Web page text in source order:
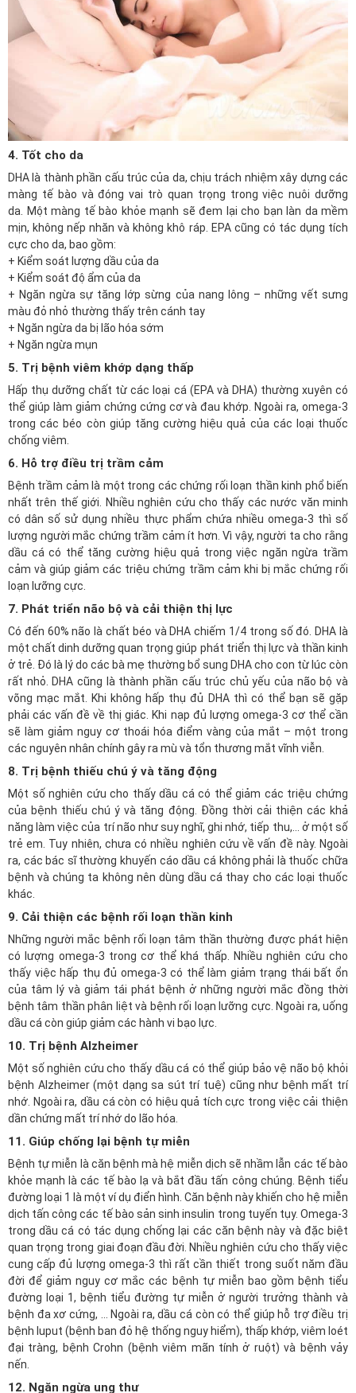
4. Tốt cho da
DHA là thành phần cấu trúc của da, chịu trách nhiệm xây dựng các
màng tế bào và đóng vai trò quan trọng trong việc nuôi dưỡng
da. Một màng tế bào khỏe mạnh sẽ đem lại cho bạn làn da mềm
mịn, không nếp nhăn và không khô ráp. EPA cũng có tác dụng tích
cực cho da, bao gồm:
+ Kiểm soát lượng dầu của da
+ Kiểm soát độ ẩm của da
+ Ngăn ngừa sự tăng lớp sừng của nang lông – những vết sưng
màu đỏ nhỏ thường thấy trên cánh tay
+ Ngăn ngừa da bị lão hóa sớm
+ Ngăn ngừa mụn
5. Trị bệnh viêm khớp dạng thấp
Hấp thụ dưỡng chất từ các loại cá (EPA và DHA) thường xuyên có
thể giúp làm giảm chứng cứng cơ và đau khớp. Ngoài ra, omega-3
trong các béo còn giúp tăng cường hiệu quả của các loại thuốc
chống viêm.
6. Hỗ trợ điều trị trầm cảm
Bệnh trầm cảm là một trong các chứng rối loạn thần kinh phổ biến
nhất trên thế giới. Nhiều nghiên cứu cho thấy các nước văn minh
có dân số sử dụng nhiều thực phẩm chứa nhiều omega-3 thì số
lượng người mắc chứng trầm cảm ít hơn. Vì vậy, người ta cho rằng
dầu cá có thể tăng cường hiệu quả trong việc ngăn ngừa trầm
cảm và giúp giảm các triệu chứng trầm cảm khi bị mắc chứng rối
loạn lưỡng cực.
7. Phát triển não bộ và cải thiện thị lực
Có đến 60% não là chất béo và DHA chiếm 1/4 trong số đó. DHA là
một chất dinh dưỡng quan trọng giúp phát triển thị lực và thần kinh
ở trẻ. Đó là lý do các bà mẹ thường bổ sung DHA cho con từ lúc còn
rất nhỏ. DHA cũng là thành phần cấu trúc chủ yếu của não bộ và
võng mạc mắt. Khi không hấp thụ đủ DHA thì có thể bạn sẽ gặp
phải các vấn đề về thị giác. Khi nạp đủ lượng omega-3 cơ thể cần
sẽ làm giảm nguy cơ thoái hóa điểm vàng của mắt – một trong
các nguyên nhân chính gây ra mù và tổn thương mắt vĩnh viễn.
8. Trị bệnh thiếu chú ý và tăng động
Một số nghiên cứu cho thấy dầu cá có thể giảm các triệu chứng
của bệnh thiếu chú ý và tăng động. Đồng thời cải thiện các khả
năng làm việc của trí não như suy nghĩ, ghi nhớ, tiếp thu,… ở một số
trẻ em. Tuy nhiên, chưa có nhiều nghiên cứu về vấn đề này. Ngoài
ra, các bác sĩ thường khuyến cáo dầu cá không phải là thuốc chữa
bệnh và chúng ta không nên dùng dầu cá thay cho các loại thuốc
khác.
9. Cải thiện các bệnh rối loạn thần kinh
Những người mắc bệnh rối loạn tâm thần thường được phát hiện
có lượng omega-3 trong cơ thể khá thấp. Nhiều nghiên cứu cho
thấy việc hấp thụ đủ omega-3 có thể làm giảm trạng thái bất ổn
của tâm lý và giảm tái phát bệnh ở những người mắc đồng thời
bệnh tâm thần phân liệt và bệnh rối loạn lưỡng cực. Ngoài ra, uống
dầu cá còn giúp giảm các hành vi bạo lực.
10. Trị bệnh Alzheimer
Một số nghiên cứu cho thấy dầu cá có thể giúp bảo vệ não bộ khỏi
bệnh Alzheimer (một dạng sa sút trí tuệ) cũng như bệnh mất trí
nhớ. Ngoài ra, dầu cá còn có hiệu quả tích cực trong việc cải thiện
dần chứng mất trí nhớ do lão hóa.
11. Giúp chống lại bệnh tự miễn
Bệnh tự miễn là căn bệnh mà hệ miễn dịch sẽ nhầm lẫn các tế bào
khỏe mạnh là các tế bào lạ và bắt đầu tấn công chúng. Bệnh tiểu
đường loại 1 là một ví dụ điển hình. Căn bệnh này khiến cho hệ miễn
dịch tấn công các tế bào sản sinh insulin trong tuyến tụy. Omega-3
trong dầu cá có tác dụng chống lại các căn bệnh này và đặc biệt
quan trọng trong giai đoạn đầu đời. Nhiều nghiên cứu cho thấy việc
cung cấp đủ lượng omega-3 thì rất cần thiết trong suốt năm đầu
đời để giảm nguy cơ mắc các bệnh tự miễn bao gồm bệnh tiểu
đường loại 1, bệnh tiểu đường tự miễn ở người trưởng thành và
bệnh đa xơ cứng, … Ngoài ra, dầu cá còn có thể giúp hỗ trợ điều trị
bệnh luput (bệnh ban đỏ hệ thống nguy hiểm), thấp khớp, viêm loét
đại tràng, bệnh Crohn (bệnh viêm mãn tính ở ruột) và bệnh vảy
nến.
12. Ngăn ngừa ung thư